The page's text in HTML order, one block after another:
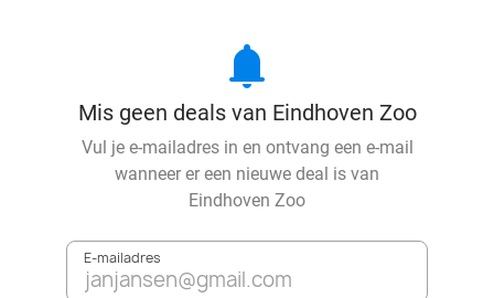
notifications
Mis geen deals van Eindhoven Zoo
Vul je e-mailadres in en ontvang een e-mail
wanneer er een nieuwe deal is van
Eindhoven Zoo
E-mailadres